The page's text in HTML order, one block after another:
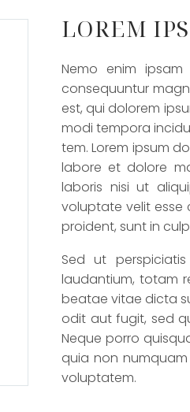
LOREM
Nemo enim
consequuntur
est, qui dolorem
modi tempora
tem. Lorem ipsum
labore et dolore
laboris nisi ut
voluptate velit esse
proident, sunt in
Sed ut
laudantium, totam
beatae vitae dicta
odit aut fugit, sed
Neque porro
quia non
voluptatem.